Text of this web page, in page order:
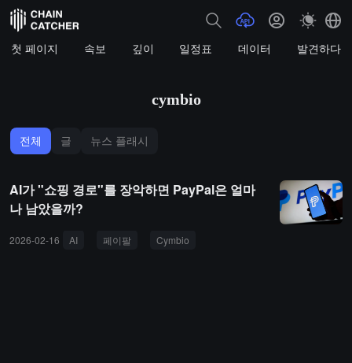
첫 페이지 속보 깊이 일정표 데이터 발견하다
cymbio
전체 글 뉴스 플래시
AI가 "쇼핑 경로"를 장악하면 PayPal은 얼마
나 남았을까?
2026-02-16 AI 페이팔 Cymbio